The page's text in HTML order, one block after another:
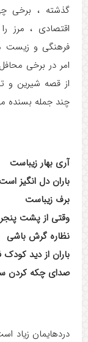
گذشته ، برخی
اقتصادی ، مرز
فرهنگی و زیست
امر در برخی
از قصه شیرین و
چند جمله بسنده
آری بهار زیباست
باران دل انگیز
برف زیباست
وقتی از پشت
نظاره گرش باشی
باران از دید کودک
صدای چکه کردن
دردهایمان زیاد